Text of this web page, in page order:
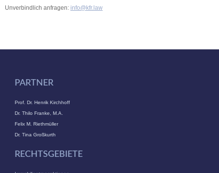
Unverbindlich anfragen: info@kfr.law
PARTNER
Prof. Dr. Henrik Kirchhoff
Dr. Thilo Franke, M.A.
Felix M. Riethmüller
Dr. Tina Großkurth
RECHTSGEBIETE